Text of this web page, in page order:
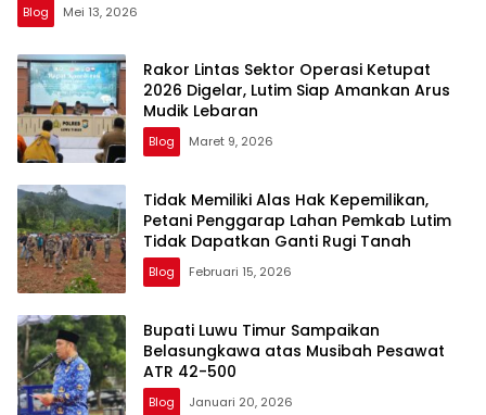
Blog Mei 13, 2026
Rakor Lintas Sektor Operasi Ketupat
2026 Digelar, Lutim Siap Amankan Arus
Mudik Lebaran
Blog Maret 9, 2026
Tidak Memiliki Alas Hak Kepemilikan,
Petani Penggarap Lahan Pemkab Lutim
Tidak Dapatkan Ganti Rugi Tanah
Blog Februari 15, 2026
Bupati Luwu Timur Sampaikan
Belasungkawa atas Musibah Pesawat
ATR 42-500
Blog Januari 20, 2026